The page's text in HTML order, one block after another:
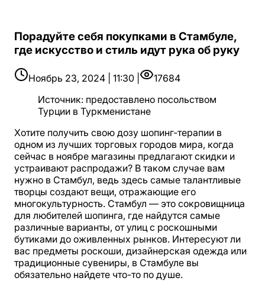
Порадуйте себя покупками в Стамбуле,
где искусство и стиль идут рука об руку
Ноябрь 23, 2024 | 11:30 |
17684
Источник: предоставлено посольством
Турции в Туркменистане
Хотите получить свою дозу шопинг-терапии в
одном из лучших торговых городов мира, когда
сейчас в ноябре магазины предлагают скидки и
устраивают распродажи? В таком случае вам
нужно в Стамбул, ведь здесь самые талантливые
творцы создают вещи, отражающие его
многокультурность. Стамбул — это сокровищница
для любителей шопинга, где найдутся самые
различные варианты, от улиц с роскошными
бутиками до оживленных рынков. Интересуют ли
вас предметы роскоши, дизайнерская одежда или
традиционные сувениры, в Стамбуле вы
обязательно найдете что-то по душе.